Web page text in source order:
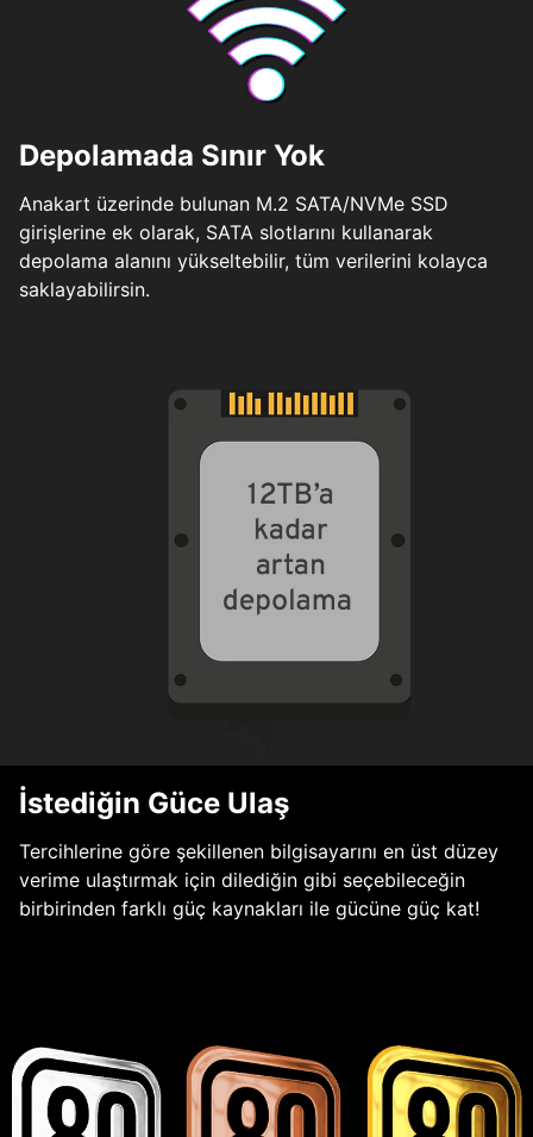
Depolamada Sınır Yok
Anakart üzerinde bulunan M.2 SATA/NVMe SSD
girişlerine ek olarak, SATA slotlarını kullanarak
depolama alanını yükseltebilir, tüm verilerini kolayca
saklayabilirsin.
İstediğin Güce Ulaş
Tercihlerine göre şekillenen bilgisayarını en üst düzey
verime ulaştırmak için dilediğin gibi seçebileceğin
birbirinden farklı güç kaynakları ile gücüne güç kat!